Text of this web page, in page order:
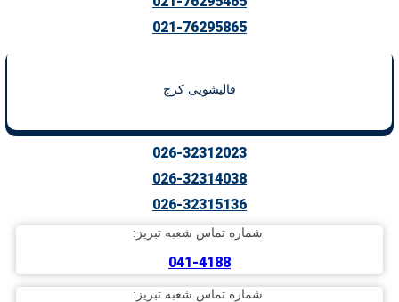
021-76295865
قالیشویی کرج
026-32312023
026-32314038
026-32315136
شماره تماس شعبه تبریز:
041-4188
شماره تماس شعبه تبریز: